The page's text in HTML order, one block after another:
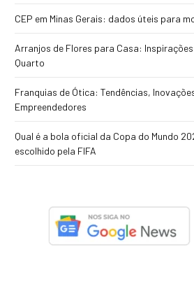
CEP em Minas Gerais: dados úteis para
Arranjos de Flores para Casa:
Quarto
Franquias de Ótica: Tendências,
Empreendedores
Qual é a bola oficial da Copa do Mundo
escolhido pela FIFA